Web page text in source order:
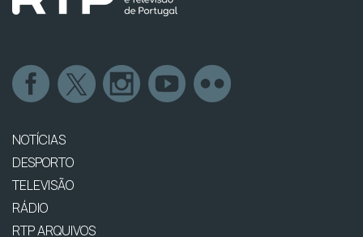
NOTÍCIAS
DESPORTO
TELEVISÃO
RÁDIO
RTP ARQUIVOS